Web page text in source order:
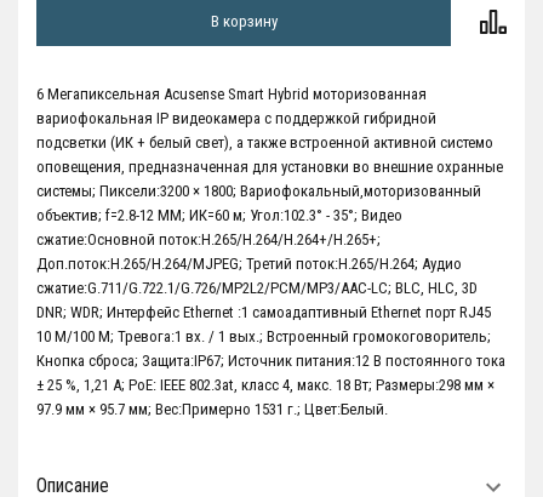
В корзину
6 Мегапиксельная Acusense Smart Hybrid моторизованная
вариофокальная IP видеокамера с поддержкой гибридной
подсветки (ИК + белый свет), а также встроенной активной системо
оповещения, предназначенная для установки во внешние охранные
системы; Пиксели:3200 × 1800; Вариофокальный,моторизованный
объектив; f=2.8-12 ММ; ИК=60 м; Угол:102.3° - 35°; Видео
сжатие:Основной поток:H.265/H.264/H.264+/H.265+;
Доп.поток:H.265/H.264/MJPEG; Третий поток:H.265/H.264; Аудио
сжатие:G.711/G.722.1/G.726/MP2L2/PCM/MP3/AAC-LC; BLC, HLC, 3D
DNR; WDR; Интерфейс Ethernet :1 самоадаптивный Ethernet порт RJ45
10 М/100 М; Тревога:1 вх. / 1 вых.; Встроенный громокоговоритель;
Кнопка сброса; Защита:IP67; Источник питания:12 В постоянного тока
± 25 %, 1,21 А; PoE: IEEE 802.3at, класс 4, макс. 18 Вт; Размеры:298 мм ×
97.9 мм × 95.7 мм; Вес:Примерно 1531 г.; Цвет:Белый.
Описание